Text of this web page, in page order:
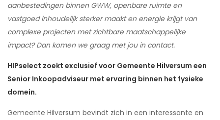
aanbestedingen binnen GWW, openbare ruimte en
vastgoed inhoudelijk sterker maakt en energie krijgt van
complexe projecten met zichtbare maatschappelijke
impact? Dan komen we graag met jou in contact.
HIPselect zoekt exclusief voor Gemeente Hilversum een
Senior Inkoopadviseur met ervaring binnen het fysieke
domein.
Gemeente Hilversum bevindt zich in een interessante en